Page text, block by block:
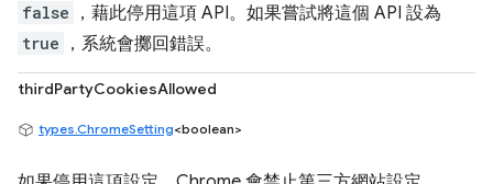
false ，藉此停用這項 API。如果嘗試將這個 API 設為
true ，系統會擲回錯誤。
thirdPartyCookiesAllowed
types.ChromeSetting<boolean>